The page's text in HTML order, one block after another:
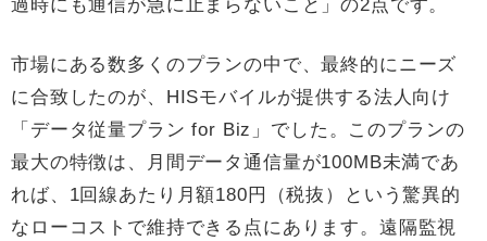
過時にも通信が急に止まらないこと」の2点です。
市場にある数多くのプランの中で、最終的にニーズ
に合致したのが、HISモバイルが提供する法人向け
「データ従量プラン for Biz」でした。このプランの
最大の特徴は、月間データ通信量が100MB未満であ
れば、1回線あたり月額180円（税抜）という驚異的
なローコストで維持できる点にあります。遠隔監視